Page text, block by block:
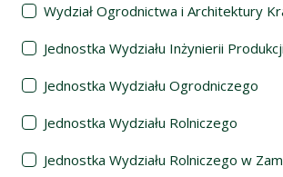
Wydział Ogrodnictwa i Architektury
Jednostka Wydziału Inżynierii Produkcji
Jednostka Wydziału Ogrodniczego
Jednostka Wydziału Rolniczego
Jednostka Wydziału Rolniczego w